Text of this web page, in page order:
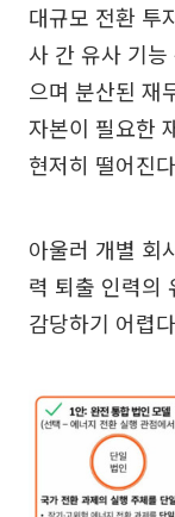
대규모 전환 투
사 간 유사 기
으며 분산된 재
자본이 필요한
현저히 떨어진
아울러 개별 회
력 퇴출 인력의
감당하기 어렵